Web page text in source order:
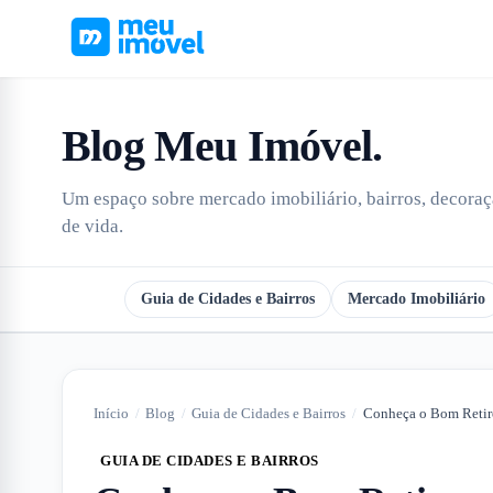
Blog Meu Imóvel.
Um espaço sobre mercado imobiliário, bairros,
de vida.
Guia de Cidades e Bairros Mercado Imobiliário
Início / Blog / Guia de Cidades e Bairros /
GUIA DE CIDADES E BAIRROS